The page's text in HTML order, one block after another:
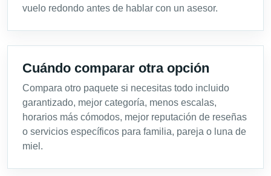
vuelo redondo antes de hablar con un asesor.
Cuándo comparar otra opción
Compara otro paquete si necesitas todo incluido
garantizado, mejor categoría, menos escalas,
horarios más cómodos, mejor reputación de reseñas
o servicios específicos para familia, pareja o luna de
miel.